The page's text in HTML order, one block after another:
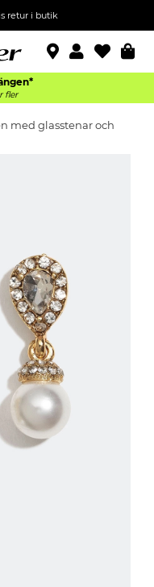
retur i butik
fler
med glasstenar och